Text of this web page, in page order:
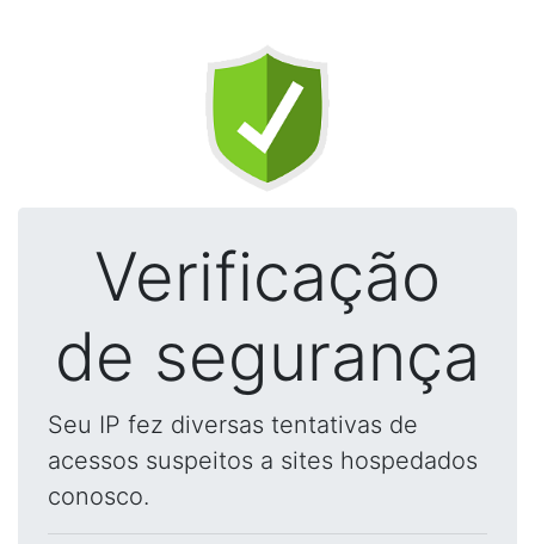
Verificação
de segurança
Seu IP fez diversas tentativas de
acessos suspeitos a sites hospedados
conosco.